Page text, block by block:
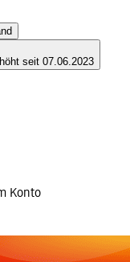
seit 07.06.2023
Konto